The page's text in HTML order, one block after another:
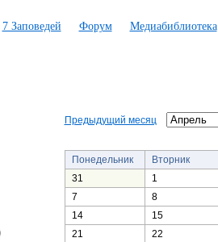
7 Заповедей Форум Медиабиблиотека
Предыдущий месяц
Понедельник
Вторник
31
1
7
8
14
15
21
22